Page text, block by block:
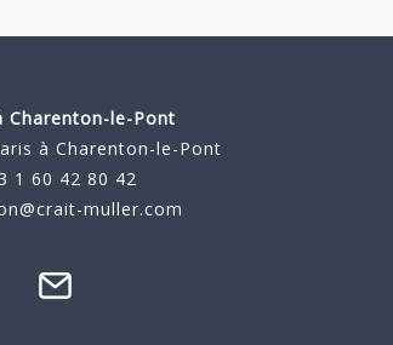
Charenton-le-Pont
à Charenton-le-Pont
1 60 42 80 42
muller.com